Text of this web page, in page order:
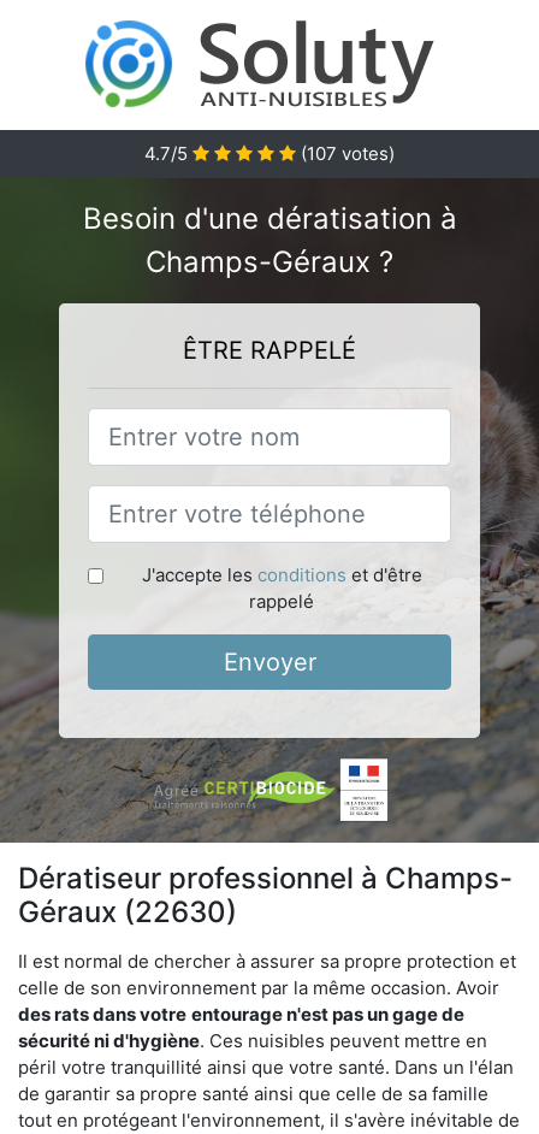
4.7/5 (107 votes)
Besoin d'une dératisation à
Champs-Géraux ?
ÊTRE RAPPELÉ
J'accepte les conditions et d'être
rappelé
Envoyer
Dératiseur professionnel à Champs-
Géraux (22630)
Il est normal de chercher à assurer sa propre protection et
celle de son environnement par la même occasion. Avoir
des rats dans votre entourage n'est pas un gage de
sécurité ni d'hygiène. Ces nuisibles peuvent mettre en
péril votre tranquillité ainsi que votre santé. Dans un l'élan
de garantir sa propre santé ainsi que celle de sa famille
tout en protégeant l'environnement, il s'avère inévitable de